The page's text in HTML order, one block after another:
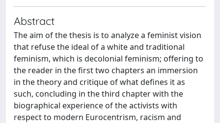
Abstract
The aim of the thesis is to analyze a feminist vision
that refuse the ideal of a white and traditional
feminism, which is decolonial feminism; offering to
the reader in the first two chapters an immersion
in the theory and critique of what defines it as
such, concluding in the third chapter with the
biographical experience of the activists with
respect to modern Eurocentrism, racism and